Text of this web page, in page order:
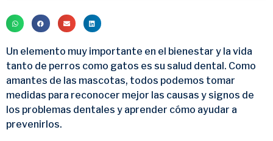
Un elemento muy importante en el bienestar y la vida
tanto de perros como gatos es su salud dental. Como
amantes de las mascotas, todos podemos tomar
medidas para reconocer mejor las causas y signos de
los problemas dentales y aprender cómo ayudar a
prevenirlos.